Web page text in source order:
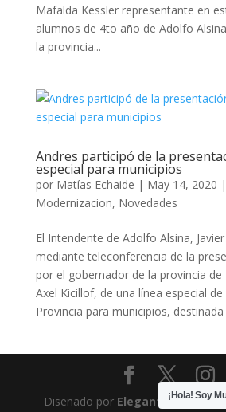
Mafalda Kessler representante en
alumnos de 4to año de Adolfo
la provincia...
Andres participó de la
especial para municipios
por Matías Echaide | May 14, 2020 |
Modernizacion, Novedades
El Intendente de Adolfo Alsina,
mediante teleconferencia de la
por el gobernador de la provincia de
Axel Kicillof, de una línea especial
Provincia para municipios, destinada
Diseñado por Elegant Themes|
¡Hola! Soy